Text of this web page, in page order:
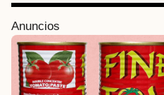
Anuncios
g
i
n
a